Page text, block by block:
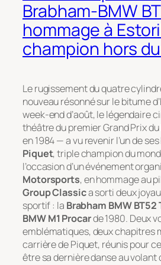
Brabham-BMW
hommage à
champion hors
Le rugissement du quatre
nouveau résonné sur le bitume
week-end d’août, le légendaire
théâtre du premier Grand Prix
en 1984 — a vu revenir l’un de
Piquet, triple champion du
l’occasion d’un événement
Motorsports, en hommage au
Group Classica sorti deux
sportif : la Brabham BMW BT52
BMW M1 Procarde 1980. Deux
emblématiques, deux chapitres
carrière de Piquet, réunis pour
être sa dernière danse au volant